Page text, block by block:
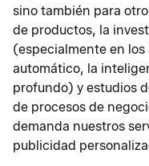
sino también para
de productos, la
(especialmente en
automático, la
profundo) y estudios
de procesos de
demanda nuestros
publicidad